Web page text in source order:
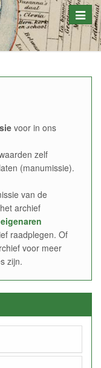
Toggle
voor in ons
zelf
(manumissie).
van de
archief
raadplegen. Of
voor meer
zijn.